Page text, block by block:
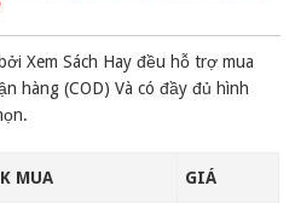
Xem Sách Hay đều hỗ trợ mua
hàng (COD) Và có đầy đủ hình
MUA GIÁ